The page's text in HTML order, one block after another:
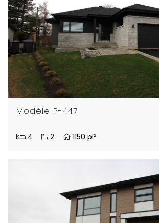
Modèle P-447
4 2 1150 pi²